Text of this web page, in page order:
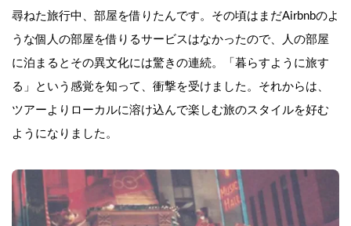
尋ねた旅行中、部屋を借りたんです。その頃はまだAirbnbのよ
うな個人の部屋を借りるサービスはなかったので、人の部屋
に泊まるとその異文化には驚きの連続。「暮らすように旅す
る」という感覚を知って、衝撃を受けました。それからは、
ツアーよりローカルに溶け込んで楽しむ旅のスタイルを好む
ようになりました。